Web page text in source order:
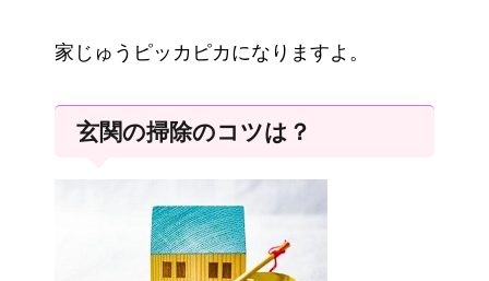
家じゅうピッカピカになりますよ。
玄関の掃除のコツは？